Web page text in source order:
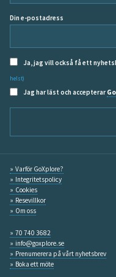
Din e-postadress
Ja, jag vill också få ett
helst)
Jag har läst och accepterar
Varför GoXplore?
Integritetspolicy
Cookies
Resevillkor
Om oss
70 740 3682
info@goxplore.se
Prenumerera på vårt nyhetsbrev
Boka ett möte